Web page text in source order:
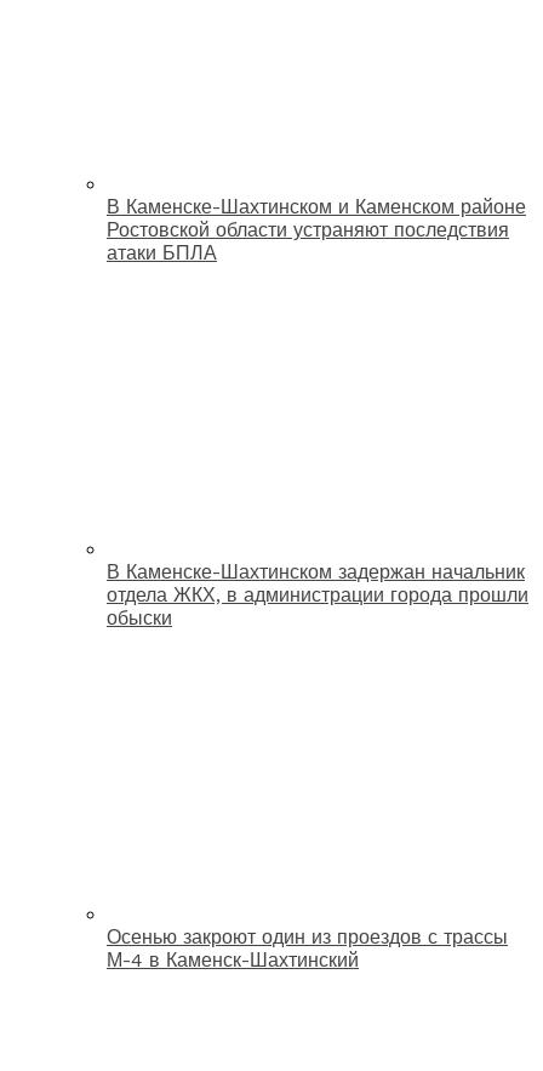
В Каменске-Шахтинском и Каменском районе
Ростовской области устраняют последствия
атаки БПЛА
В Каменске-Шахтинском задержан начальник
отдела ЖКХ, в администрации города прошли
обыски
Осенью закроют один из проездов с трассы
М-4 в Каменск-Шахтинский